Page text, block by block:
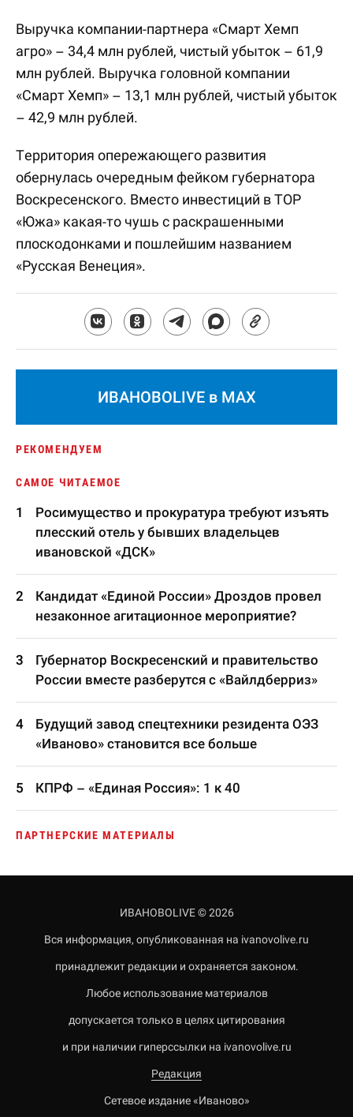
Выручка компании-партнера «Смарт Хемп
агро» – 34,4 млн рублей, чистый убыток – 61,9
млн рублей. Выручка головной компании
«Смарт Хемп» – 13,1 млн рублей, чистый убыток
– 42,9 млн рублей.
Территория опережающего развития
обернулась очередным фейком губернатора
Воскресенского. Вместо инвестиций в ТОР
«Южа» какая-то чушь с раскрашенными
плоскодонками и пошлейшим названием
«Русская Венеция».
ИВАНОВОLIVE в MAX
РЕКОМЕНДУЕМ
САМОЕ ЧИТАЕМОЕ
Росимущество и прокуратура требуют изъять
плесский отель у бывших владельцев
ивановской «ДСК»
Кандидат «Единой России» Дроздов провел
незаконное агитационное мероприятие?
Губернатор Воскресенский и правительство
России вместе разберутся с «Вайлдберриз»
Будущий завод спецтехники резидента ОЭЗ
«Иваново» становится все больше
КПРФ – «Единая Россия»: 1 к 40
ПАРТНЕРСКИЕ МАТЕРИАЛЫ
ИВАНОВОLIVE © 2026
Вся информация, опубликованная на ivanovolive.ru
принадлежит редакции и охраняется законом.
Любое использование материалов
допускается только в целях цитирования
и при наличии гиперссылки на ivanovolive.ru
Редакция
Сетевое издание «Иваново»